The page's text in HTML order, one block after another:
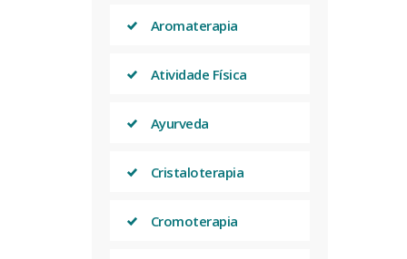
Aromaterapia
Atividade Física
Ayurveda
Cristaloterapia
Cromoterapia